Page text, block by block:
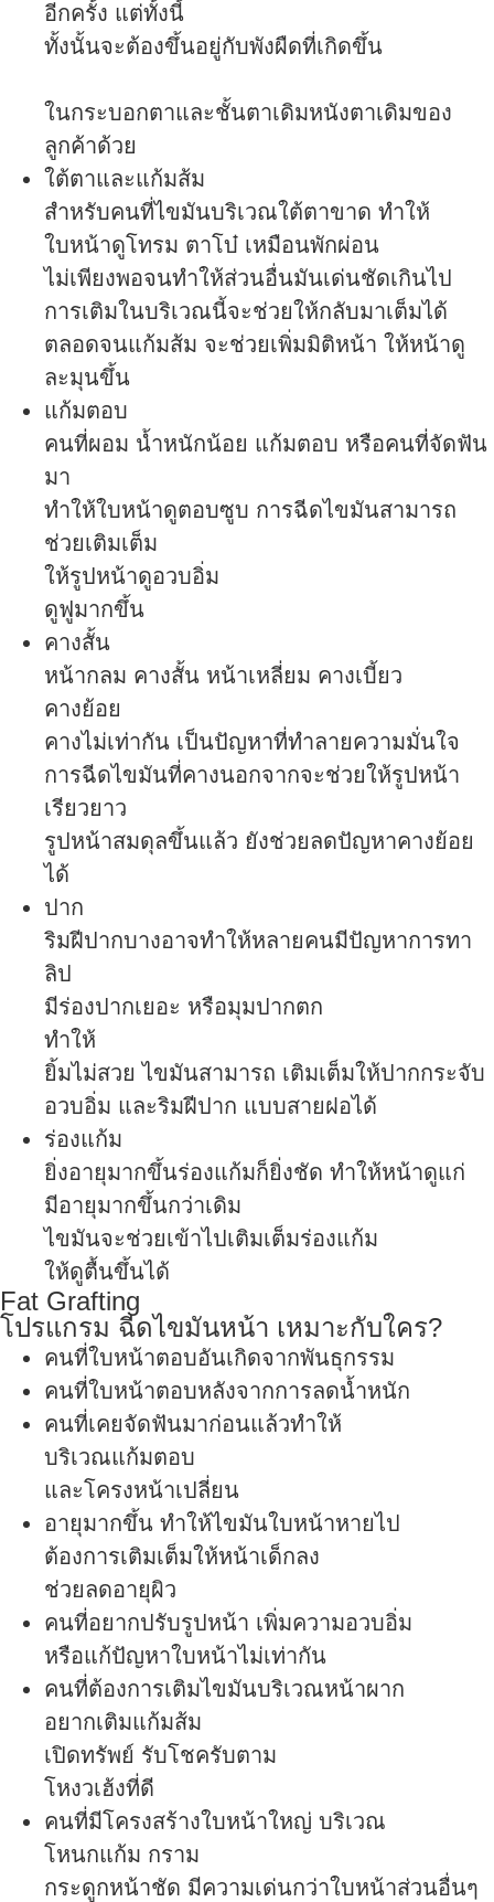
อีกครั้ง แต่ทั้งนี้
ทั้งนั้นจะต้องขึ้นอยู่กับพังผืดที่เกิดขึ้น
ในกระบอกตาและชั้นตาเดิมหนังตาเดิมของ
ลูกค้าด้วย
ใต้ตาและแก้มส้ม
สำหรับคนที่ไขมันบริเวณใต้ตาขาด ทำให้
ใบหน้าดูโทรม ตาโบ๋ เหมือนพักผ่อน
ไม่เพียงพอจนทำให้ส่วนอื่นมันเด่นชัดเกินไป
การเติมในบริเวณนี้จะช่วยให้กลับมาเต็มได้
ตลอดจนแก้มส้ม จะช่วยเพิ่มมิติหน้า ให้หน้าดู
ละมุนขึ้น
แก้มตอบ
คนที่ผอม น้ำหนักน้อย แก้มตอบ หรือคนที่จัดฟัน
มา
ทำให้ใบหน้าดูตอบซูบ การฉีดไขมันสามารถ
ช่วยเติมเต็ม
ให้รูปหน้าดูอวบอิ่ม
ดูฟูมากขึ้น
คางสั้น
หน้ากลม คางสั้น หน้าเหลี่ยม คางเบี้ยว
คางย้อย
คางไม่เท่ากัน เป็นปัญหาที่ทำลายความมั่นใจ
การฉีดไขมันที่คางนอกจากจะช่วยให้รูปหน้า
เรียวยาว
รูปหน้าสมดุลขึ้นแล้ว ยังช่วยลดปัญหาคางย้อย
ได้
ปาก
ริมฝีปากบางอาจทำให้หลายคนมีปัญหาการทา
ลิป
มีร่องปากเยอะ หรือมุมปากตก
ทำให้
ยิ้มไม่สวย ไขมันสามารถ เติมเต็มให้ปากกระจับ
อวบอิ่ม และริมฝีปาก แบบสายฝอได้
ร่องแก้ม
ยิ่งอายุมากขึ้นร่องแก้มก็ยิ่งชัด ทำให้หน้าดูแก่
มีอายุมากขึ้นกว่าเดิม
ไขมันจะช่วยเข้าไปเติมเต็มร่องแก้ม
ให้ดูตื้นขึ้นได้
Fat Grafting
โปรแกรม ฉีดไขมันหน้า เหมาะกับใคร?
คนที่ใบหน้าตอบอันเกิดจากพันธุกรรม
คนที่ใบหน้าตอบหลังจากการลดน้ำหนัก
คนที่เคยจัดฟันมาก่อนแล้วทำให้
บริเวณแก้มตอบ
และโครงหน้าเปลี่ยน
อายุมากขึ้น ทำให้ไขมันใบหน้าหายไป
ต้องการเติมเต็มให้หน้าเด็กลง
ช่วยลดอายุผิว
คนที่อยากปรับรูปหน้า เพิ่มความอวบอิ่ม
หรือแก้ปัญหาใบหน้าไม่เท่ากัน
คนที่ต้องการเติมไขมันบริเวณหน้าผาก
อยากเติมแก้มส้ม
เปิดทรัพย์ รับโชครับตาม
โหงวเฮ้งที่ดี
คนที่มีโครงสร้างใบหน้าใหญ่ บริเวณ
โหนกแก้ม กราม
กระดูกหน้าชัด มีความเด่นกว่าใบหน้าส่วนอื่นๆ